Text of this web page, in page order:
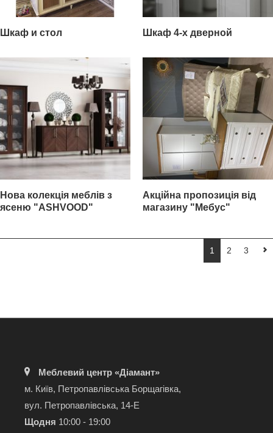
Шкаф и стол Шкаф 4-х дверной
Нова колекція меблів з
ясеню "ASHVOOD"
Акційна пропозиція від
магазину "Мебус"
1 2 3
Меблевий центр «Діамант»
м. Київ, Петропавлівська Борщагівка,
вул. Петропавлівська, 14-Е
Щодня 10:00 - 19:00